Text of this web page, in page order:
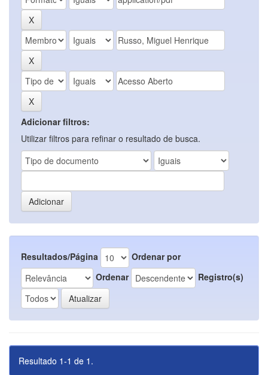
Adicionar filtros:
Utilizar filtros para refinar o resultado de busca.
Resultados/Página
Ordenar por
Ordenar
Registro(s)
Resultado 1-1 de 1.